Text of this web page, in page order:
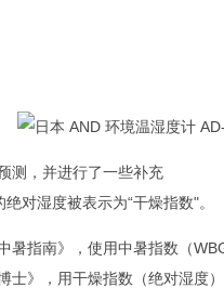
测，并进行了一些补充
对湿度被表示为“干燥指数"。
指南》，使用中暑指数（
》，用干燥指数（绝对湿度